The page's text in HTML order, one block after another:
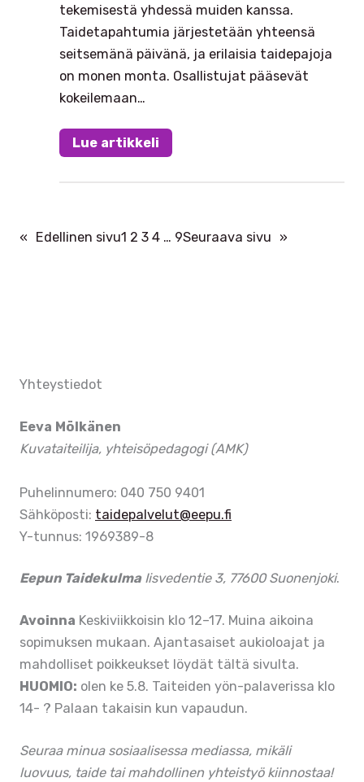
tekemisestä yhdessä muiden kanssa.
Taidetapahtumia järjestetään yhteensä
seitsemänä päivänä, ja erilaisia taidepajoja
on monen monta. Osallistujat pääsevät
kokeilemaan…
Lue artikkeli
« Edellinen sivu1 2 3 4 … 9Seuraava sivu »
Yhteystiedot
Eeva Mölkänen
Kuvataiteilija, yhteisöpedagogi (AMK)
Puhelinnumero: 040 750 9401
Sähköposti: taidepalvelut@eepu.fi
Y-tunnus: 1969389-8
Eepun Taidekulma Iisvedentie 3, 77600 Suonenjoki.
Avoinna Keskiviikkoisin klo 12–17. Muina aikoina
sopimuksen mukaan. Ajantasaiset aukioloajat ja
mahdolliset poikkeukset löydät tältä sivulta.
HUOMIO: olen ke 5.8. Taiteiden yön-palaverissa klo
14- ? Palaan takaisin kun vapaudun.
Seuraa minua sosiaalisessa mediassa, mikäli
luovuus, taide tai mahdollinen yhteistyö kiinnostaa!